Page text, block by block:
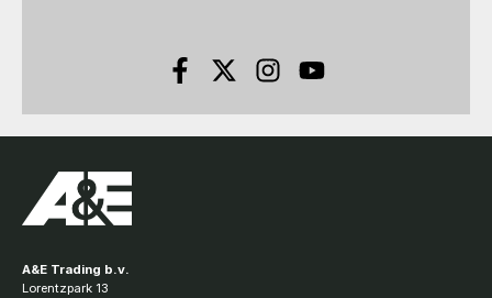
A&E Trading b.v.
Lorentzpark 13